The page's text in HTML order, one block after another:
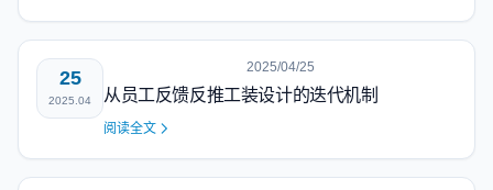
25
2025.04
2025/04/25
从员工反馈反推工装设计的迭代机制
阅读全文